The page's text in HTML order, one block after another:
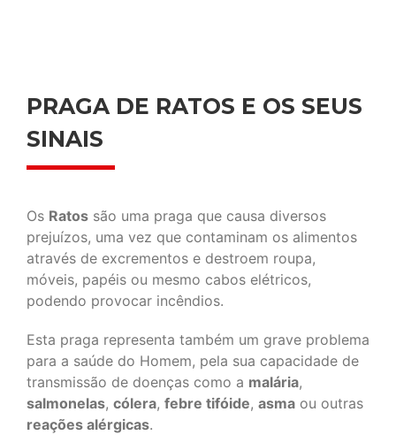
PRAGA DE RATOS E OS SEUS
SINAIS
Os Ratos são uma praga que causa diversos
prejuízos, uma vez que contaminam os alimentos
através de excrementos e destroem roupa,
móveis, papéis ou mesmo cabos elétricos,
podendo provocar incêndios.
Esta praga representa também um grave problema
para a saúde do Homem, pela sua capacidade de
transmissão de doenças como a malária,
salmonelas, cólera, febre tifóide, asma ou outras
reações alérgicas.